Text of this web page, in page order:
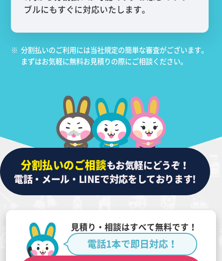
ブルにもすぐに対応いたします。
※ 分割払いのご利用には当社規定の簡単な審査がございます。
まずはお気軽に無料お見積りの際にご相談ください。
分割払いのご相談もお気軽にどうぞ！
電話・メール・LINEで対応をしております!
見積り・相談はすべて無料です！
電話1本で即日対応！